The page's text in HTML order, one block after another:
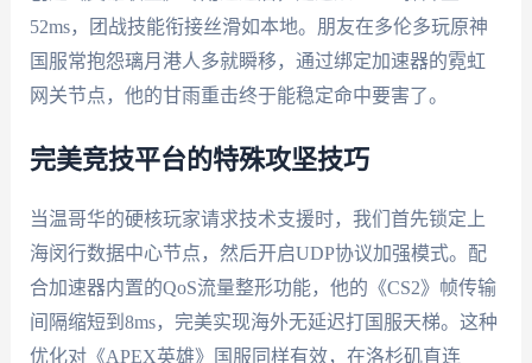
52ms，团战技能衔接丝滑如本地。朋友在多伦多玩原神
国服常抱怨璃月港人多就瞬移，通过绑定加速器的霓虹
网关节点，他的甘雨重击终于能稳定命中要害了。
完美竞技平台的特殊攻坚技巧
当温哥华的硬核玩家请求技术支援时，我们首先锁定上
海闵行数据中心节点，然后开启UDP协议加强模式。配
合加速器内置的QoS流量整形功能，他的《CS2》帧传输
间隔缩短到8ms，完美实现海外无延迟打国服天梯。这种
优化对《APEX英雄》国服同样有效，在洛杉矶直连